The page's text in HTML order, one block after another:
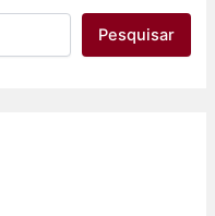
Pesquisar